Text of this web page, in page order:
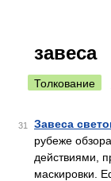
завеса
Толкование
31 Завеса
рубеже
действиями,
маскировки.